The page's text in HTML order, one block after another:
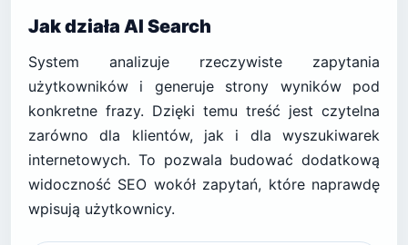
Jak działa AI Search
System analizuje rzeczywiste zapytania
użytkowników i generuje strony wyników pod
konkretne frazy. Dzięki temu treść jest czytelna
zarówno dla klientów, jak i dla wyszukiwarek
internetowych. To pozwala budować dodatkową
widoczność SEO wokół zapytań, które naprawdę
wpisują użytkownicy.